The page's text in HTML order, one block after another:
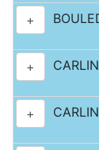
+
+
+